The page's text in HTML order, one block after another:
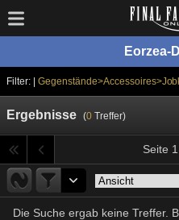
Eorzea-
Filter: |
Ergebnisse (0Treffer)
Seite
Die Suche ergab keine Treffer.